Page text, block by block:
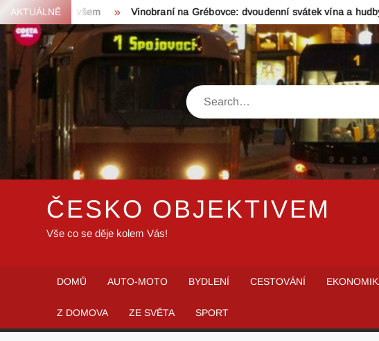
Skip
to
content
AKTUÁLNĚ
všem Vinobraní na Grébovce: dvoudenní svátek vína a hudby
Search
ČESKO OBJEKTIVEM
Vše co se děje kolem Vás!
DOMŮ AUTO-MOTO BYDLENÍ CESTOVÁNÍ
Z DOMOVA ZE SVĚTA SPORT